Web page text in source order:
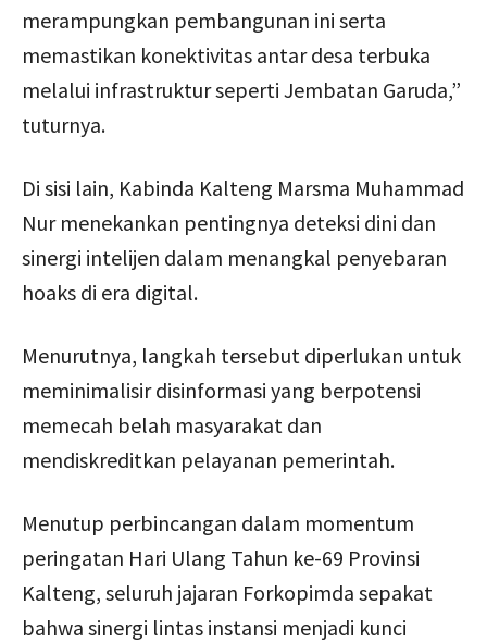
merampungkan pembangunan ini serta
memastikan konektivitas antar desa terbuka
melalui infrastruktur seperti Jembatan Garuda,”
tuturnya.
Di sisi lain, Kabinda Kalteng Marsma Muhammad
Nur menekankan pentingnya deteksi dini dan
sinergi intelijen dalam menangkal penyebaran
hoaks di era digital.
Menurutnya, langkah tersebut diperlukan untuk
meminimalisir disinformasi yang berpotensi
memecah belah masyarakat dan
mendiskreditkan pelayanan pemerintah.
Menutup perbincangan dalam momentum
peringatan Hari Ulang Tahun ke-69 Provinsi
Kalteng, seluruh jajaran Forkopimda sepakat
bahwa sinergi lintas instansi menjadi kunci